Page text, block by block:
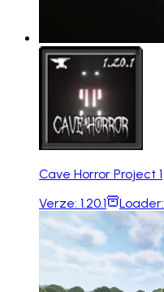
Cave Horror Project 1
Verze: 1.20.1 Loader: